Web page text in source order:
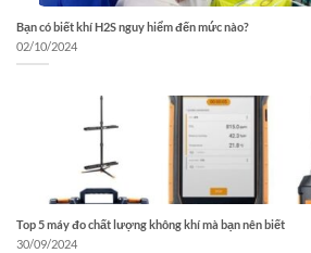
Bạn có biết khí H2S nguy hiểm đến mức nào?
02/10/2024
Top 5 máy đo chất lượng không khí mà bạn nên biết
30/09/2024